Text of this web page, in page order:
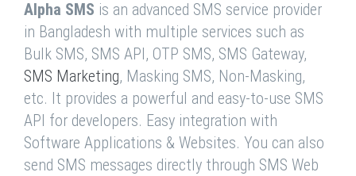
Alpha SMS is an advanced SMS service provider
in Bangladesh with multiple services such as
Bulk SMS, SMS API, OTP SMS, SMS Gateway,
SMS Marketing, Masking SMS, Non-Masking,
etc. It provides a powerful and easy-to-use SMS
API for developers. Easy integration with
Software Applications & Websites. You can also
send SMS messages directly through SMS Web